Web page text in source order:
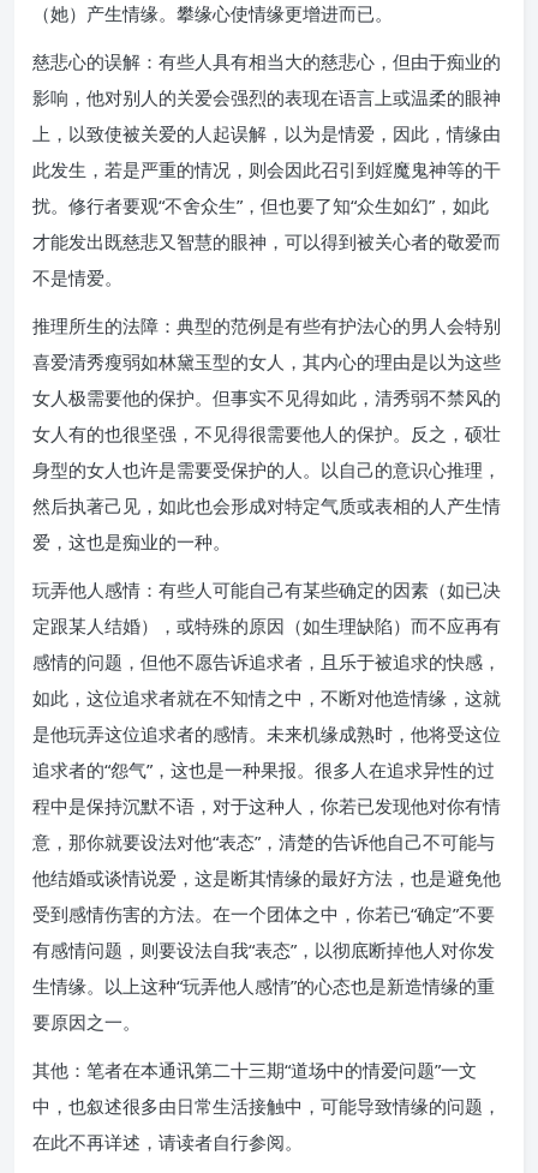
（她）产生情缘。攀缘心使情缘更增进而已。
慈悲心的误解：有些人具有相当大的慈悲心，但由于痴业的
影响，他对别人的关爱会强烈的表现在语言上或温柔的眼神
上，以致使被关爱的人起误解，以为是情爱，因此，情缘由
此发生，若是严重的情况，则会因此召引到婬魔鬼神等的干
扰。修行者要观“不舍众生”，但也要了知“众生如幻”，如此
才能发出既慈悲又智慧的眼神，可以得到被关心者的敬爱而
不是情爱。
推理所生的法障：典型的范例是有些有护法心的男人会特别
喜爱清秀瘦弱如林黛玉型的女人，其内心的理由是以为这些
女人极需要他的保护。但事实不见得如此，清秀弱不禁风的
女人有的也很坚强，不见得很需要他人的保护。反之，硕壮
身型的女人也许是需要受保护的人。以自己的意识心推理，
然后执著己见，如此也会形成对特定气质或表相的人产生情
爱，这也是痴业的一种。
玩弄他人感情：有些人可能自己有某些确定的因素（如已决
定跟某人结婚），或特殊的原因（如生理缺陷）而不应再有
感情的问题，但他不愿告诉追求者，且乐于被追求的快感，
如此，这位追求者就在不知情之中，不断对他造情缘，这就
是他玩弄这位追求者的感情。未来机缘成熟时，他将受这位
追求者的“怨气”，这也是一种果报。很多人在追求异性的过
程中是保持沉默不语，对于这种人，你若已发现他对你有情
意，那你就要设法对他“表态”，清楚的告诉他自己不可能与
他结婚或谈情说爱，这是断其情缘的最好方法，也是避免他
受到感情伤害的方法。在一个团体之中，你若已“确定”不要
有感情问题，则要设法自我“表态”，以彻底断掉他人对你发
生情缘。以上这种“玩弄他人感情”的心态也是新造情缘的重
要原因之一。
其他：笔者在本通讯第二十三期“道场中的情爱问题”一文
中，也叙述很多由日常生活接触中，可能导致情缘的问题，
在此不再详述，请读者自行参阅。